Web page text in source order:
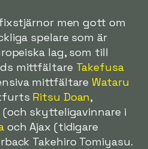
men gott om
spelare som är
lag, som till
mittfältare Takefusa
mittfältareWataru
Ritsu Doan,
skytteligavinnare i
och Ajax (tidigare
Takehiro Tomiyasu.